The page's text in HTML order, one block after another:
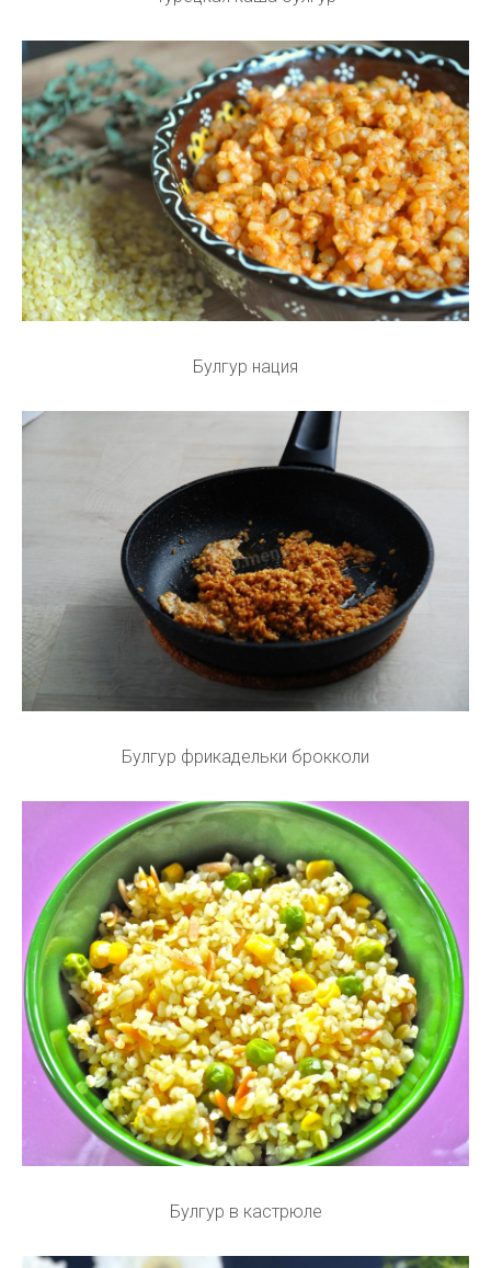
Булгур нация
Булгур фрикадельки брокколи
Булгур в кастрюле